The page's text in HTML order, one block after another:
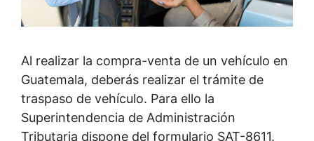
Al realizar la compra-venta de un vehículo en
Guatemala, deberás realizar el trámite de
traspaso de vehículo. Para ello la
Superintendencia de Administración
Tributaria dispone del formulario SAT-8611.